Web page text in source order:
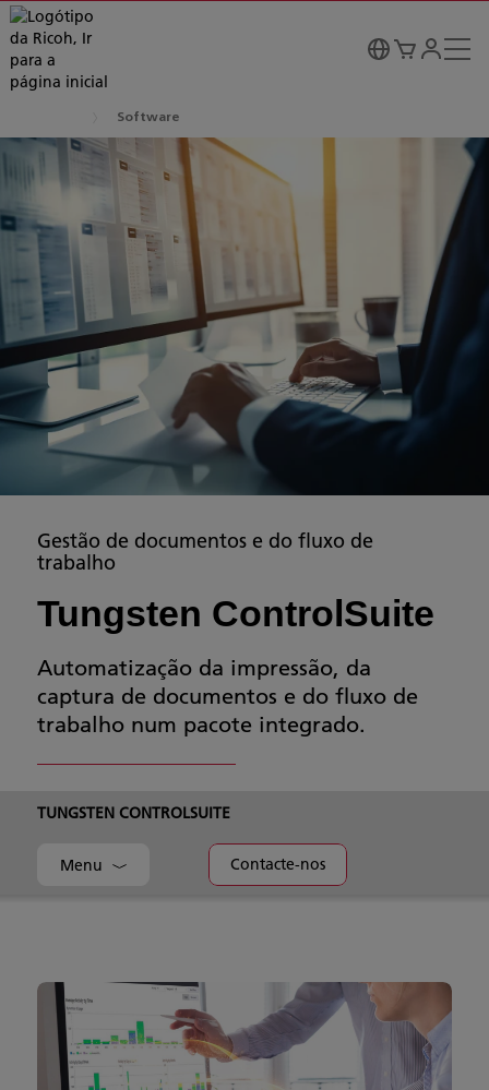
Software
Gestão de documentos e do fluxo de
trabalho
Tungsten ControlSuite
Automatização da impressão, da
captura de documentos e do fluxo de
trabalho num pacote integrado.
TUNGSTEN CONTROLSUITE
Menu Contacte-nos